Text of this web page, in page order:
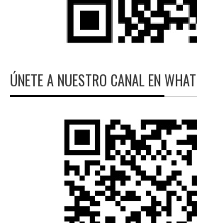
ÚNETE A NUESTRO CANAL EN